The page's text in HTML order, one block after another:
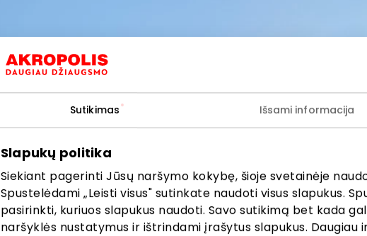
Sutikimas Išsami informacija
Slapukų politika
Siekiant pagerinti Jūsų naršymo kokybę, šioje svetainėje
Spustelėdami „Leisti visus" sutinkate naudoti visus slapukus.
pasirinkti, kuriuos slapukus naudoti. Savo sutikimą bet kada
naršyklės nustatymus ir ištrindami įrašytus slapukus.
Prisijunkite prie mūsų
Pirmieji sužinokite apie geriausius pasiūlymus,
AKROPOLIS prekybos